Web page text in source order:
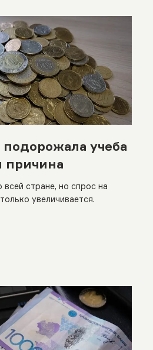
подорожала учеба
причина
стране, но спрос на
увеличивается.